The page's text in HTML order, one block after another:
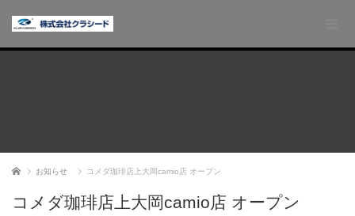
ホーム お知らせ コメダ珈琲店上大岡camio店 オープン
コメダ珈琲店上大岡camio店 オープン